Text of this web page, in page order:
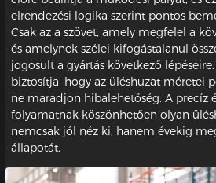
elrendezési logika szerint pontos
Csak az a szövet, amely megfelel a
és amelynek szélei kifogástalanul
jogosult a gyártás következő
biztosítja, hogy az üléshuzat méretei
ne maradjon hibalehetőség. A precíz
folyamatnak köszönhetően olyan
nemcsak jól néz ki, hanem évekig
állapotát.